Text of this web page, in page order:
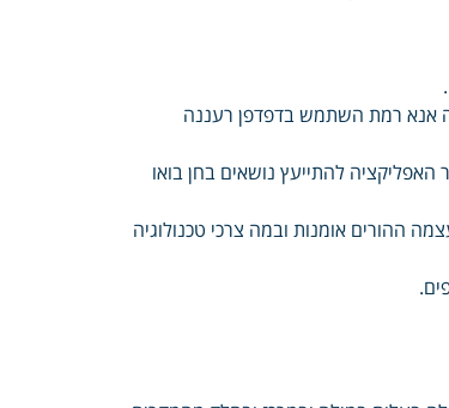
אנא רמת השתמש בדפדפן רעננה
להתייעץ נושאים בחן בואו
ההורים אומנות ובמה צרכי טכנולוגיה